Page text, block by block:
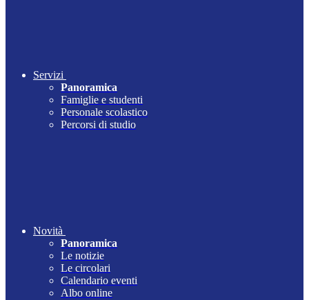
Servizi
Panoramica
Famiglie e studenti
Personale scolastico
Percorsi di studio
Novità
Panoramica
Le notizie
Le circolari
Calendario eventi
Albo online